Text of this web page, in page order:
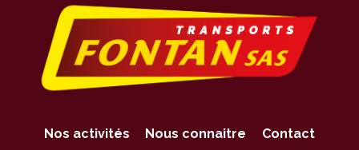
Nos activités Nous connaitre Contact